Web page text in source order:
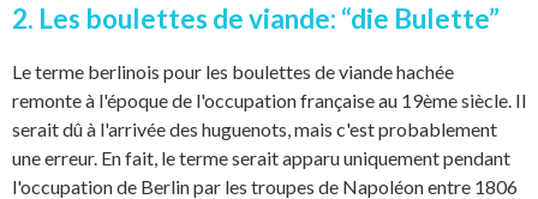
2. Les boulettes de viande: “die Bulette”
Le terme berlinois pour les boulettes de viande hachée
remonte à l'époque de l'occupation française au 19ème siècle. Il
serait dû à l'arrivée des huguenots, mais c'est probablement
une erreur. En fait, le terme serait apparu uniquement pendant
l'occupation de Berlin par les troupes de Napoléon entre 1806